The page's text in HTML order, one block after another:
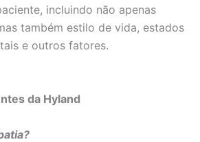
incluindo não apenas
também estilo de vida, estados
e outros fatores.
da Hyland